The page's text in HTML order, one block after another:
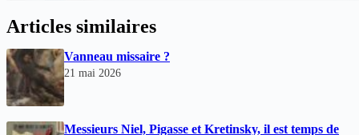
Articles similaires
Vanneau missaire ?
21 mai 2026
Messieurs Niel, Pigasse et Kretinsky, il est temps de